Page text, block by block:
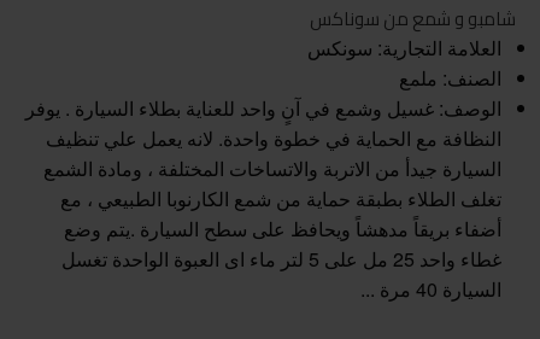
شامبو و شمع من سوناكس
العلامة التجارية: سونكس
الصنف: ملمع
الوصف: غسيل وشمع في آنٍ واحد للعناية بطلاء السيارة . يوفر
النظافة مع الحماية في خطوة واحدة. لانه يعمل علي تنظيف
السيارة جيدأ من الاتربة والاتساخات المختلفة ، ومادة الشمع
تغلف الطلاء بطبقة حماية من شمع الكارنوبا الطبيعي ، مع
أضفاء بريقاً مدهشاً ويحافظ على سطح السيارة .يتم وضع
غطاء واحد 25 مل على 5 لتر ماء اى العبوة الواحدة تغسل
السيارة 40 مرة ...